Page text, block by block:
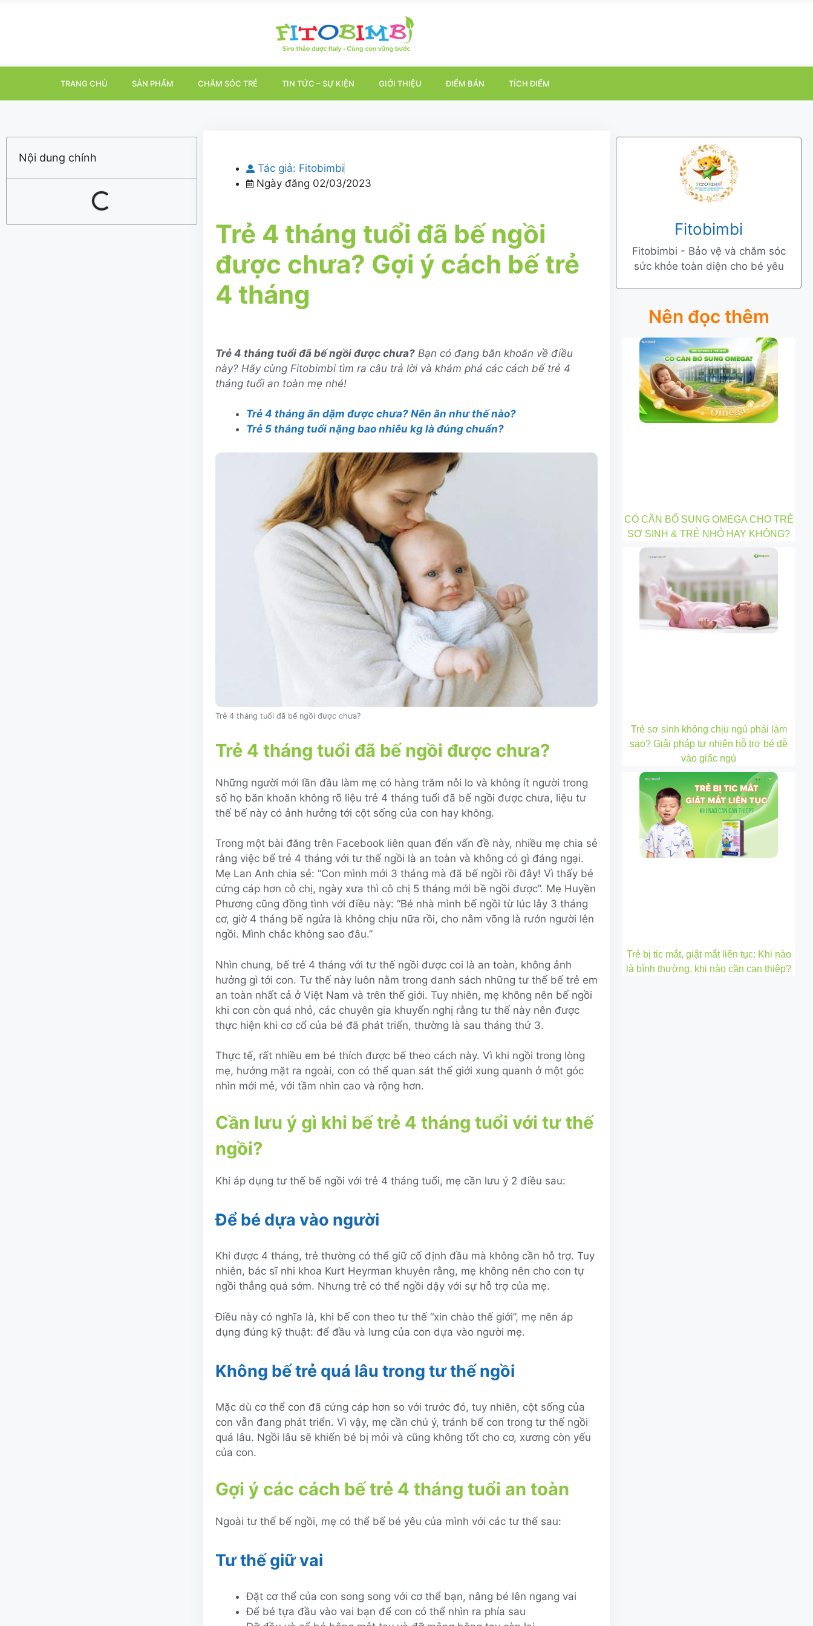
TRANG CHỦ SẢN PHẨM CHĂM SÓC TRẺ TIN TỨC – SỰ KIỆN GIỚI THIỆU ĐIỂM BÁN TÍCH ĐIỂM
Nội dung chính
Tác giả: Fitobimbi
Ngày đăng 02/03/2023
Trẻ 4 tháng tuổi đã bế ngồi
được chưa? Gợi ý cách bế trẻ
4 tháng
Trẻ 4 tháng tuổi đã bế ngồi được chưa? Bạn có đang băn khoăn về điều
này? Hãy cùng Fitobimbi tìm ra câu trả lời và khám phá các cách bế trẻ 4
tháng tuổi an toàn mẹ nhé!
Trẻ 4 tháng ăn dặm được chưa? Nên ăn như thế nào?
Trẻ 5 tháng tuổi nặng bao nhiêu kg là đúng chuẩn?
Trẻ 4 tháng tuổi đã bế ngồi được chưa?
Trẻ 4 tháng tuổi đã bế ngồi được chưa?
Những người mới lần đầu làm mẹ có hàng trăm nỗi lo và không ít người trong
số họ băn khoăn không rõ liệu trẻ 4 tháng tuổi đã bế ngồi được chưa, liệu tư
thế bế này có ảnh hưởng tới cột sống của con hay không.
Trong một bài đăng trên Facebook liên quan đến vấn đề này, nhiều mẹ chia sẻ
rằng việc bế trẻ 4 tháng với tư thế ngồi là an toàn và không có gì đáng ngại.
Mẹ Lan Anh chia sẻ: “Con mình mới 3 tháng mà đã bế ngồi rồi đây! Vì thấy bé
cứng cáp hơn cô chị, ngày xưa thì cô chị 5 tháng mới bề ngồi được”. Mẹ Huyền
Phương cũng đồng tình với điều này: “Bé nhà mình bế ngồi từ lúc lẫy 3 tháng
cơ, giờ 4 tháng bế ngửa là không chịu nữa rồi, cho nằm võng là rướn người lên
ngồi. Mình chắc không sao đâu.”
Nhìn chung, bế trẻ 4 tháng với tư thế ngồi được coi là an toàn, không ảnh
hưởng gì tới con. Tư thế này luôn nằm trong danh sách những tư thế bế trẻ em
an toàn nhất cả ở Việt Nam và trên thế giới. Tuy nhiên, mẹ không nên bế ngồi
khi con còn quá nhỏ, các chuyên gia khuyến nghị rằng tư thế này nên được
thực hiện khi cơ cổ của bé đã phát triển, thường là sau tháng thứ 3.
Thực tế, rất nhiều em bé thích được bế theo cách này. Vì khi ngồi trong lòng
mẹ, hướng mặt ra ngoài, con có thể quan sát thế giới xung quanh ở một góc
nhìn mới mẻ, với tầm nhìn cao và rộng hơn.
Cần lưu ý gì khi bế trẻ 4 tháng tuổi với tư thế
ngồi?
Khi áp dụng tư thế bế ngồi với trẻ 4 tháng tuổi, mẹ cần lưu ý 2 điều sau:
Để bé dựa vào người
Khi được 4 tháng, trẻ thường có thể giữ cố định đầu mà không cần hỗ trợ. Tuy
nhiên, bác sĩ nhi khoa Kurt Heyrman khuyên rằng, mẹ không nên cho con tự
ngồi thẳng quá sớm. Nhưng trẻ có thể ngồi dậy với sự hỗ trợ của mẹ.
Điều này có nghĩa là, khi bế con theo tư thế “xin chào thế giới”, mẹ nên áp
dụng đúng kỹ thuật: để đầu và lưng của con dựa vào người mẹ.
Không bế trẻ quá lâu trong tư thế ngồi
Mặc dù cơ thể con đã cứng cáp hơn so với trước đó, tuy nhiên, cột sống của
con vẫn đang phát triển. Vì vậy, mẹ cần chú ý, tránh bế con trong tư thế ngồi
quá lâu. Ngồi lâu sẽ khiến bé bị mỏi và cũng không tốt cho cơ, xương còn yếu
của con.
Gợi ý các cách bế trẻ 4 tháng tuổi an toàn
Ngoài tư thế bế ngồi, mẹ có thể bế bé yêu của mình với các tư thế sau:
Tư thế giữ vai
Đặt cơ thể của con song song với cơ thể bạn, nâng bé lên ngang vai
Để bé tựa đầu vào vai bạn để con có thể nhìn ra phía sau
Fitobimbi
Fitobimbi - Bảo vệ và chăm sóc
sức khỏe toàn diện cho bé yêu
Nên đọc thêm
CÓ CẦN BỔ SUNG OMEGA CHO TRẺ
SƠ SINH & TRẺ NHỎ HAY KHÔNG?
Trẻ sơ sinh không chịu ngủ phải làm
sao? Giải pháp tự nhiên hỗ trợ bé dễ
vào giấc ngủ
Trẻ bị tic mắt, giật mắt liên tục: Khi nào
là bình thường, khi nào cần can thiệp?